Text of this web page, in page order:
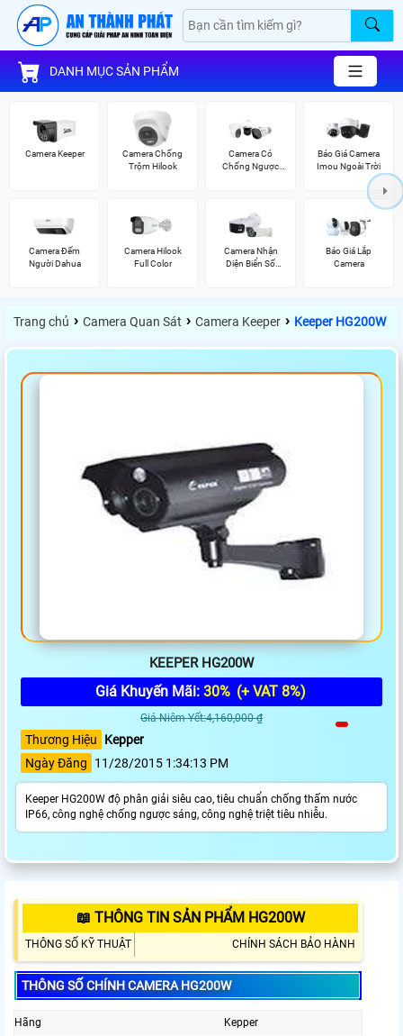
DANH MỤC SẢN PHẨM
Camera Keeper
Camera Chống
Trộm Hilook
Camera Có
Chống Ngược
Báo Giá Camera
Imou Ngoài Trời
Camera Đếm
Người Dahua
Camera Hilook
Full Color
Camera Nhận
Diện Biển Số
Báo Giá Lắp
Camera
Trang chủ › Camera Quan Sát › Camera Keeper › Keeper HG200W
KEEPER HG200W
Giá Khuyến Mãi: 30% (+ VAT 8%)
Giá Niêm Yết:4,160,000 ₫
Thương Hiệu
Kepper
Ngày Đăng
11/28/2015 1:34:13 PM
Keeper HG200W độ phân giải siêu cao, tiêu chuẩn chống thấm nước
IP66, công nghệ chống ngược sáng, công nghệ triệt tiêu nhiễu.
📖 THÔNG TIN SẢN PHẨM HG200W
THÔNG SỐ KỸ THUẬT CHÍNH SÁCH BẢO HÀNH
THÔNG SỐ CHÍNH CAMERA HG200W
Hãng
Kepper